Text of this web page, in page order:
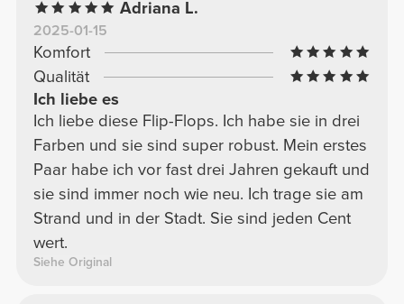
Adriana L.
2025-01-15
Komfort
Qualität
Ich liebe es
Ich liebe diese Flip-Flops. Ich habe sie in drei
Farben und sie sind super robust. Mein erstes
Paar habe ich vor fast drei Jahren gekauft und
sie sind immer noch wie neu. Ich trage sie am
Strand und in der Stadt. Sie sind jeden Cent
wert.
Siehe Original